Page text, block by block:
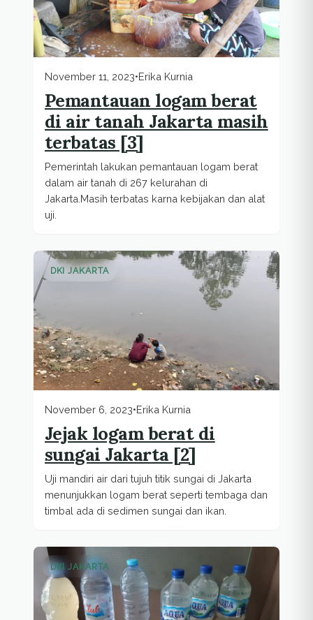
November 11, 2023•Erika Kurnia
Pemantauan logam berat
di air tanah Jakarta masih
terbatas [3]
Pemerintah lakukan pemantauan logam berat
dalam air tanah di 267 kelurahan di
Jakarta.Masih terbatas karna kebijakan dan alat
uji.
DKI JAKARTA
November 6, 2023•Erika Kurnia
Jejak logam berat di
sungai Jakarta [2]
Uji mandiri air dari tujuh titik sungai di Jakarta
menunjukkan logam berat seperti tembaga dan
timbal ada di sedimen sungai dan ikan.
DKI JAKARTA